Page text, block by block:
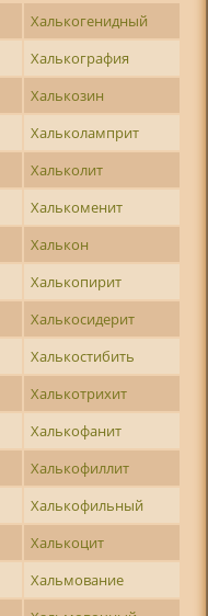
Халькогенидный
Халькография
Халькозин
Хальколамприт
Хальколит
Халькоменит
Халькон
Халькопирит
Халькосидерит
Халькостибить
Халькотрихит
Халькофанит
Халькофиллит
Халькофильный
Халькоцит
Хальмование